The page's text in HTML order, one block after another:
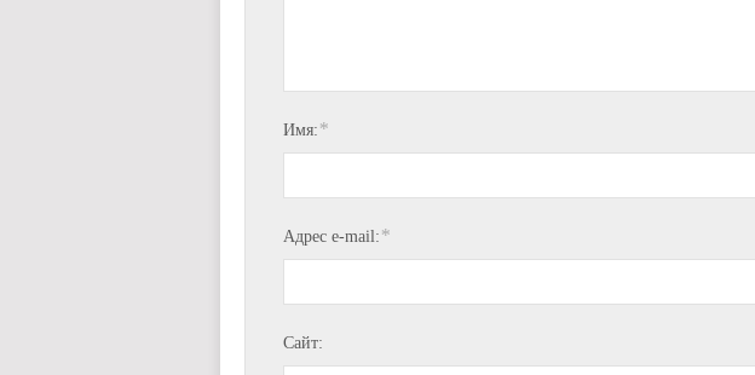
Имя: *
Адрес e-mail: *
Сайт: